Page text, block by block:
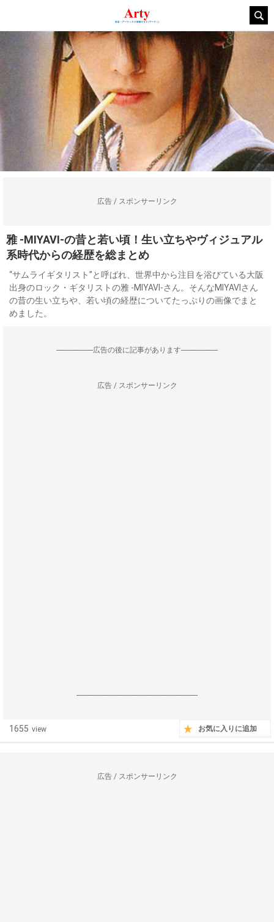
広告 / スポンサーリンク
雅 -MIYAVI-の昔と若い頃！生い立ちやヴィジュアル
系時代からの経歴を総まとめ
“サムライギタリスト”と呼ばれ、世界中から注目を浴びている大阪
出身のロック・ギタリストの雅 -MIYAVI-さん。そんなMIYAVIさん
の昔の生い立ちや、若い頃の経歴についてたっぷりの画像でまと
めました。
--------------------広告の後に記事があります--------------------
広告 / スポンサーリンク
------------------------------------------------------------------
1655 view お気に入りに追加
広告 / スポンサーリンク